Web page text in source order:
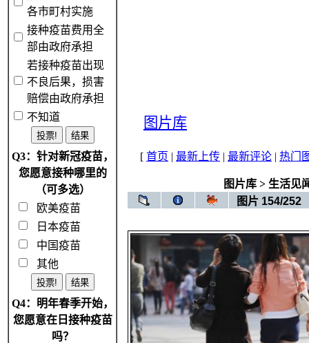
各市町村实施
接种疫苗费用全
部由政府承担
若接种疫苗出现
不良后果，损害
赔偿由政府承担
不知道
Q3：针对新冠疫苗，
您愿意接种哪里的
（可多选）
欧美疫苗
日本疫苗
中国疫苗
其他
Q4：明年春季开始，
您愿意在日接种疫苗
吗？
图片库
[ 首页 | 最新上传 | 最新评论 | 热门
图片库> 生活见
图片 154/252